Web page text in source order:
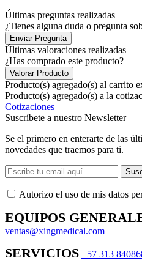
Últimas preguntas realizadas
¿Tienes alguna duda o pregunta
Enviar Pregunta
Últimas valoraciones realizadas
¿Has comprado este producto?
Valorar Producto
Producto(s) agregado(s) al carrito
Producto(s) agregado(s) a la
Cotizaciones
Suscríbete a nuestro Newsletter
Se el primero en enterarte de las
novedades que traemos para ti.
Autorizo ​​el uso de mis datos
EQUIPOS
ventas@xingmedical.com
SERVICIOS +57 313